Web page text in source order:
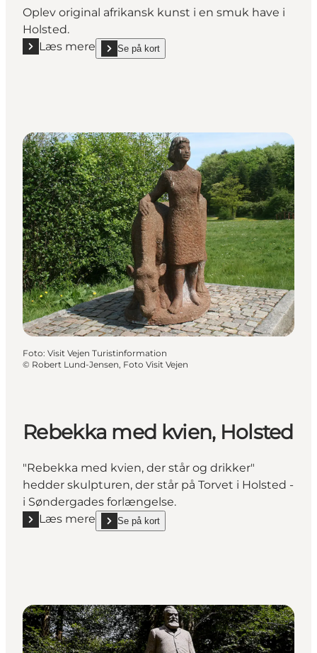
Oplev original afrikansk kunst i en smuk have i
Holsted.
Læs mere
Læs mere "Skulpturpark med afrikansk kunst,
Se på kort
show Skulpturpark med afrikansk kunst, Holsted
Foto: Visit Vejen Turistinformation
© Robert Lund-Jensen, Foto Visit Vejen
Rebekka med kvien, Holsted
"Rebekka med kvien, der står og drikker"
hedder skulpturen, der står på Torvet i Holsted -
i Søndergades forlængelse.
Læs mere
Læs mere "Rebekka med kvien, Holsted"
Se på kort
show Rebekka med kvien, Holsted on_map